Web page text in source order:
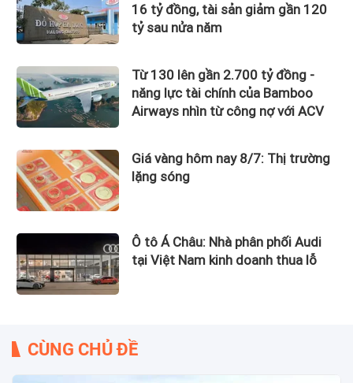
16 tỷ đồng, tài sản giảm gần 120
tỷ sau nửa năm
Từ 130 lên gần 2.700 tỷ đồng -
năng lực tài chính của Bamboo
Airways nhìn từ công nợ với ACV
Giá vàng hôm nay 8/7: Thị trường
lặng sóng
Ô tô Á Châu: Nhà phân phối Audi
tại Việt Nam kinh doanh thua lỗ
CÙNG CHỦ ĐỀ